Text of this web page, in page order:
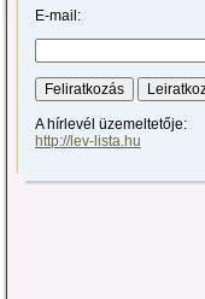
E-mail:
A hírlevél üzemeltetője:
http://lev-lista.hu